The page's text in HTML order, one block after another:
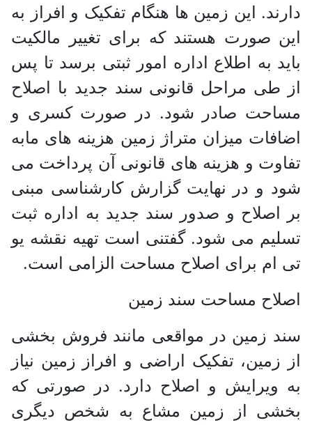
دارند. این زمین ها هنگام تفکیک و افراز به
این صورت هستند که برای تغییر مالکیت
باید به اطلاع اداره امور ثبتی برسد تا پس
از طی مراحل قانونی سند جدید با اصلاح
مساحت صادر شود. در صورت کسری و
اضافات میزان متراژ زمین هزینه های مابه
تفاوت و هزینه های قانونی آن پرداخت می
شود و در نهایت گزارش کارشناسی مبنی
بر اصلاح و صدور سند جدید به اداره ثبت
تسلیم می شود. گفتنی است تهیه نقشه یو
تی ام برای اصلاح مساحت الزامی است.
اصلاح مساحت سند زمین
سند زمین در مواقعی مانند فروش بخشی
از زمین، تفکیک اراضی و افراز زمین نیاز
به ویرایش و اصلاح دارد. در صورتی که
بخشی از زمین مشاع به شخص دیگری